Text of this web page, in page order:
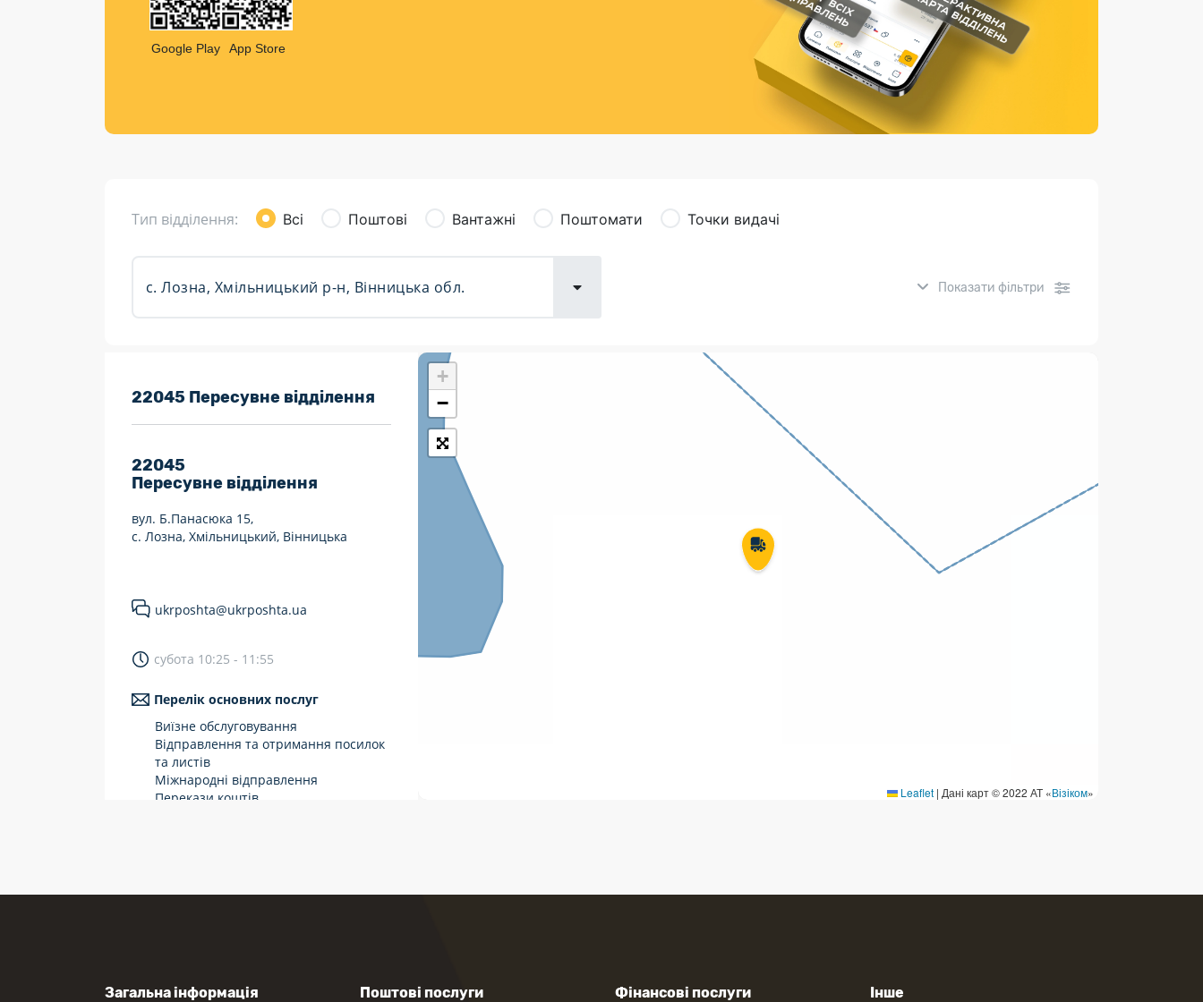
Листи та листівки
Кур’єрська доставка
Страхові послуги
Каталог «Укрпошта Маркет»
Google Play App Store
Тип відділення: Всі Поштові Вантажні Поштомати Точки видачі
Показати фільтри
7 днів на тиждень
Працюють після 19:00
Працюють у вихідні
Доставка за межі України
Прийом вантажів
Перекази
Комунальні та інші платежі
22045 Пересувне відділення
22045
Пересувне відділення
вул. Б.Панасюка 15,
с. Лозна, Хмільницький, Вінницька
ukrposhta@ukrposhta.ua
субота 10:25 - 11:55
Перелік основних послуг
Виїзне обслуговування
Відправлення та отримання посилок
та листів
Міжнародні відправлення
Перекази коштів
+
−
Leaflet | Дані карт © 2022 АТ «Візіком»
Загальна інформація Поштові послуги Фінансові послуги Інше